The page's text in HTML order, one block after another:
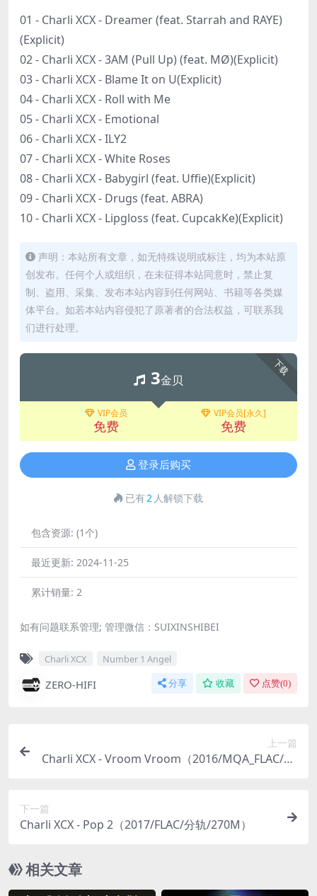
01 - Charli XCX - Dreamer (feat. Starrah and RAYE)
(Explicit)
02 - Charli XCX - 3AM (Pull Up) (feat. MØ)(Explicit)
03 - Charli XCX - Blame It on U(Explicit)
04 - Charli XCX - Roll with Me
05 - Charli XCX - Emotional
06 - Charli XCX - ILY2
07 - Charli XCX - White Roses
08 - Charli XCX - Babygirl (feat. Uffie)(Explicit)
09 - Charli XCX - Drugs (feat. ABRA)
10 - Charli XCX - Lipgloss (feat. CupcakKe)(Explicit)
声明：本站所有文章，如无特殊说明或标注，均为本站原
创发布。任何个人或组织，在未征得本站同意时，禁止复
制、盗用、采集、发布本站内容到任何网站、书籍等各类媒
体平台。如若本站内容侵犯了原著者的合法权益，可联系我
们进行处理。
下载
3金贝
VIP会员
免费
VIP会员[永久]
免费
登录后购买
已有2 人解锁下载
包含资源: (1个)
最近更新: 2024-11-25
累计销量: 2
如有问题联系管理; 管理微信：SUIXINSHIBEI
Charli XCX Number 1 Angel
ZERO-HIFI 分享 收藏 点赞(0)
上一篇
Charli XCX - Vroom Vroom（2016/MQA_FLAC/EP
下一篇
Charli XCX - Pop 2（2017/FLAC/分轨/270M）
相关文章